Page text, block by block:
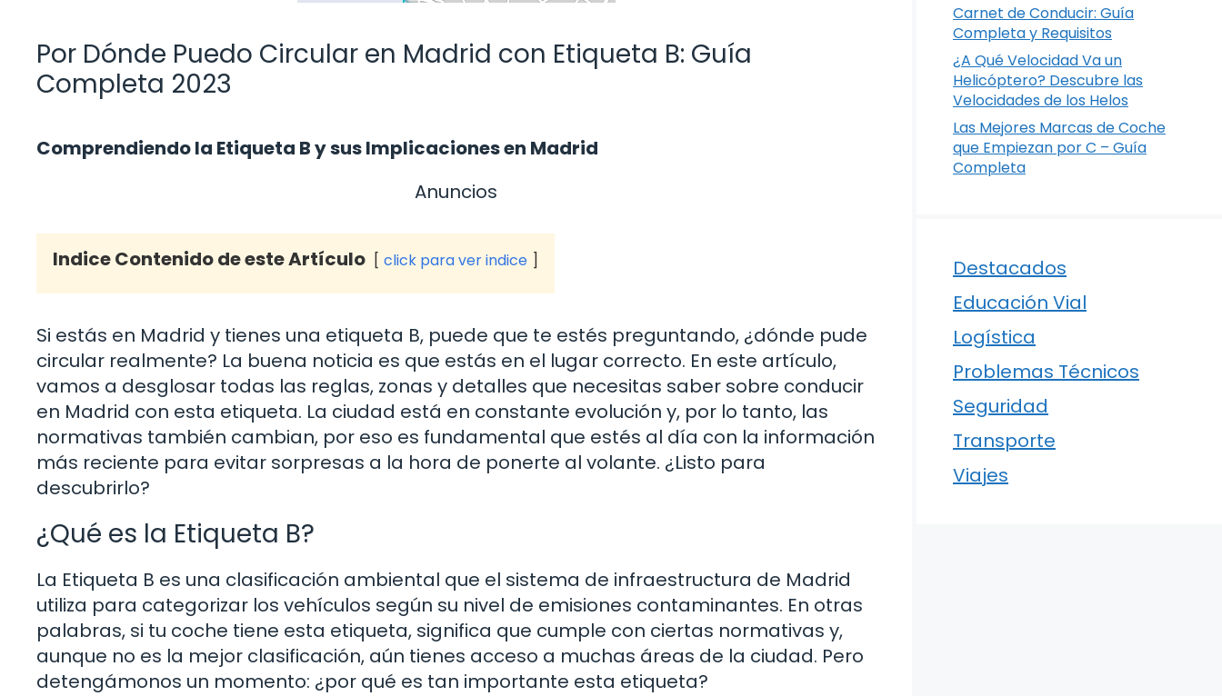
Por Dónde Puedo Circular en Madrid con Etiqueta B: Guía
Completa 2023
Comprendiendo la Etiqueta B y sus Implicaciones en Madrid
Anuncios
Indice Contenido de este Artículo click para ver indice
Si estás en Madrid y tienes una etiqueta B, puede que te estés preguntando, ¿dónde pude
circular realmente? La buena noticia es que estás en el lugar correcto. En este artículo,
vamos a desglosar todas las reglas, zonas y detalles que necesitas saber sobre conducir
en Madrid con esta etiqueta. La ciudad está en constante evolución y, por lo tanto, las
normativas también cambian, por eso es fundamental que estés al día con la información
más reciente para evitar sorpresas a la hora de ponerte al volante. ¿Listo para
descubrirlo?
¿Qué es la Etiqueta B?
La Etiqueta B es una clasificación ambiental que el sistema de infraestructura de Madrid
utiliza para categorizar los vehículos según su nivel de emisiones contaminantes. En otras
palabras, si tu coche tiene esta etiqueta, significa que cumple con ciertas normativas y,
aunque no es la mejor clasificación, aún tienes acceso a muchas áreas de la ciudad. Pero
detengámonos un momento: ¿por qué es tan importante esta etiqueta?
Carnet de Conducir: Guía
Completa y Requisitos
¿A Qué Velocidad Va un
Helicóptero? Descubre las
Velocidades de los Helos
Las Mejores Marcas de Coche
que Empiezan por C – Guía
Completa
Destacados
Educación Vial
Logística
Problemas Técnicos
Seguridad
Transporte
Viajes